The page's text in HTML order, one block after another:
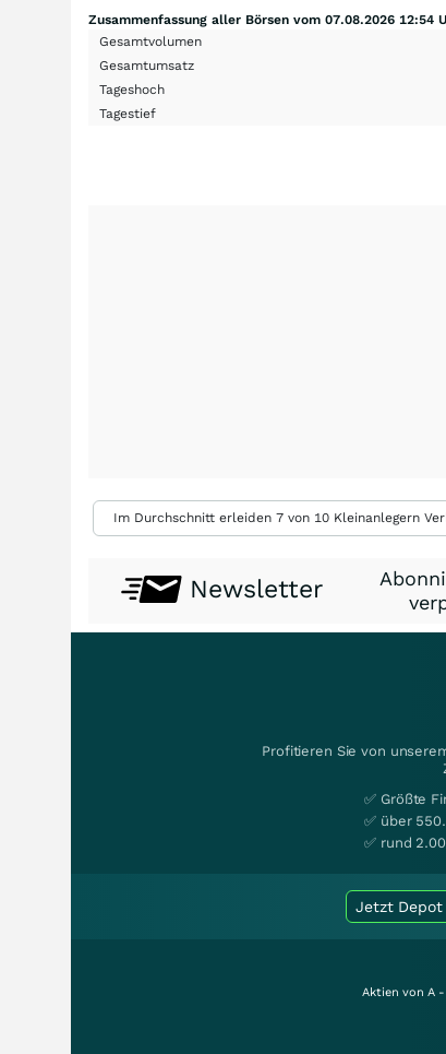
Zusammenfassung aller Börsen vom 07.08.2026 12:54
Gesamtvolumen
Gesamtumsatz
Tageshoch
Tagestief
Im Durchschnitt erleiden 7 von 10 Kleinanlegern
Newsletter
Profitieren Sie von
✅ Größte
✅ über
✅ rund
Jetzt Depot
Aktien von A -